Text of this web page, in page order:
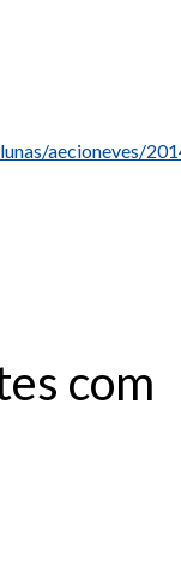
aecioneves/
com